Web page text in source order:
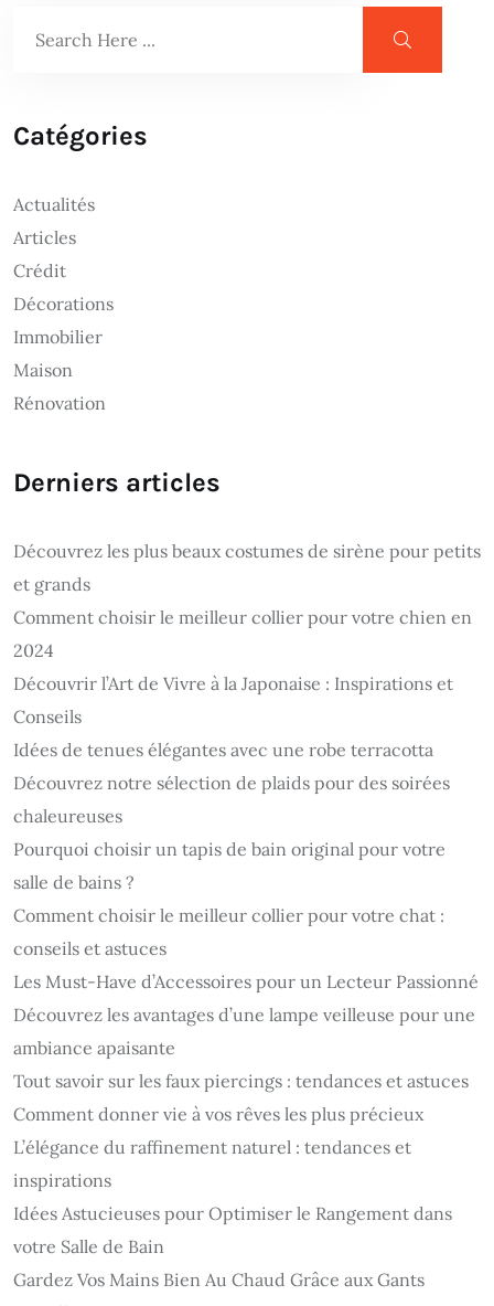
Catégories
Actualités
Articles
Crédit
Décorations
Immobilier
Maison
Rénovation
Derniers articles
Découvrez les plus beaux costumes de sirène pour petits
et grands
Comment choisir le meilleur collier pour votre chien en
2024
Découvrir l’Art de Vivre à la Japonaise : Inspirations et
Conseils
Idées de tenues élégantes avec une robe terracotta
Découvrez notre sélection de plaids pour des soirées
chaleureuses
Pourquoi choisir un tapis de bain original pour votre
salle de bains ?
Comment choisir le meilleur collier pour votre chat :
conseils et astuces
Les Must-Have d’Accessoires pour un Lecteur Passionné
Découvrez les avantages d’une lampe veilleuse pour une
ambiance apaisante
Tout savoir sur les faux piercings : tendances et astuces
Comment donner vie à vos rêves les plus précieux
L’élégance du raffinement naturel : tendances et
inspirations
Idées Astucieuses pour Optimiser le Rangement dans
votre Salle de Bain
Gardez Vos Mains Bien Au Chaud Grâce aux Gants